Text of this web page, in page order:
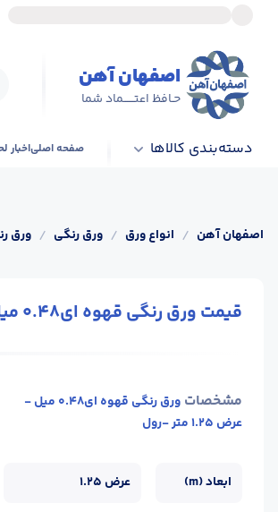
اصفهان آهن
حـافظ اعتــــــماد شما
دسته‌بندی کالاها صفحه اصلیاخبار
اصفهان آهن / انواع ورق / ورق رنگی / ورق
قیمت ورق رنگی قهوه ای0.48 میل - عرض 1.25 متر -رول
مشخصات
ورق رنگی قهوه ای0.48 میل -
عرض 1.25 متر -رول
ابعاد (m) عرض 1.25